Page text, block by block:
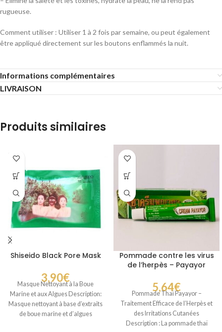
rugueuse.
Comment utiliser : Utiliser 1 à 2 fois par semaine, ou peut également
être appliqué directement sur les boutons enflammés la nuit.
Informations complémentaires
LIVRAISON
Produits similaires
Shiseido Black Pore Mask
3,90€
Masque Nettoyant à la Boue
Marine et aux Algues Description:
Masque nettoyant à base d’extraits
de boue marine et d’algues
Pommade contre les virus
de l’herpès – Payayor
5,64€
Pommade Thaï Payayor –
Traitement Efficace de l’Herpès et
des Irritations Cutanées
Description : La pommade thaï